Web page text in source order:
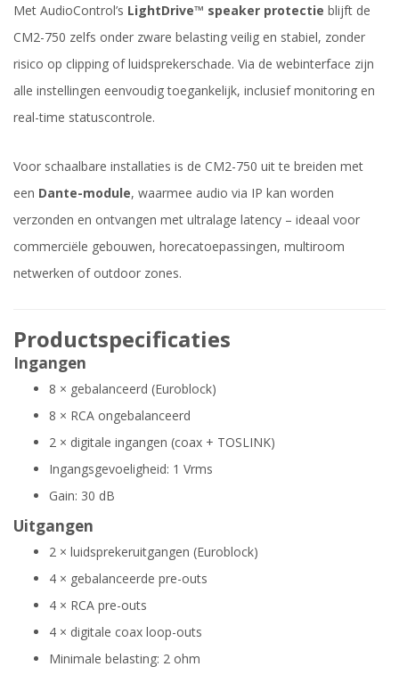
Met AudioControl’s LightDrive™ speaker protectie blijft de
CM2-750 zelfs onder zware belasting veilig en stabiel, zonder
risico op clipping of luidsprekerschade. Via de webinterface zijn
alle instellingen eenvoudig toegankelijk, inclusief monitoring en
real-time statuscontrole.
Voor schaalbare installaties is de CM2-750 uit te breiden met
een Dante-module, waarmee audio via IP kan worden
verzonden en ontvangen met ultralage latency – ideaal voor
commerciële gebouwen, horecatoepassingen, multiroom
netwerken of outdoor zones.
Productspecificaties
Ingangen
8 × gebalanceerd (Euroblock)
8 × RCA ongebalanceerd
2 × digitale ingangen (coax + TOSLINK)
Ingangsgevoeligheid: 1 Vrms
Gain: 30 dB
Uitgangen
2 × luidsprekeruitgangen (Euroblock)
4 × gebalanceerde pre-outs
4 × RCA pre-outs
4 × digitale coax loop-outs
Minimale belasting: 2 ohm